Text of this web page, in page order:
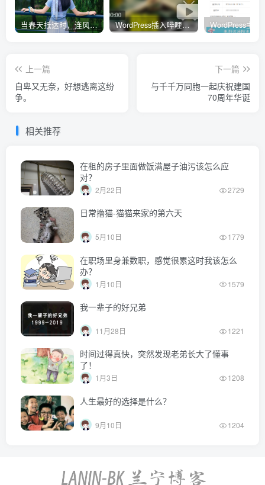
当春天抵达时，连风都带着清甜的味道 WordPress插入哔哩哔哩（B站）视频自适应PC电脑端的样式代码
上一篇
自卑又无奈，好想逃离这纷
争。
下一篇
与千千万同胞一起庆祝建国
70周年华诞
相关推荐
在租的房子里面做饭满屋子油污该怎么应
对？
2月22日 2729
日常撸猫-猫猫来家的第六天
5月10日 1779
在职场里身兼数职，感觉很累这时我该怎么
办？
1月10日 1579
我一辈子的好兄弟
11月28日 1221
时间过得真快，突然发现老弟长大了懂事
了！
1月3日 1208
人生最好的选择是什么？
9月10日 1204